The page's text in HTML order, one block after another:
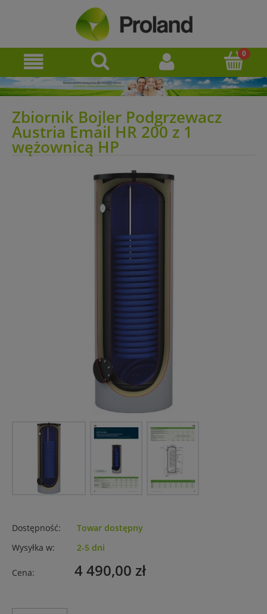
Zbiornik Bojler Podgrzewacz
Austria Email HR 200 z 1
wężownicą HP
Dostępność:
Towar dostępny
Wysyłka w:
2-5 dni
Cena: 4 490,00 zł